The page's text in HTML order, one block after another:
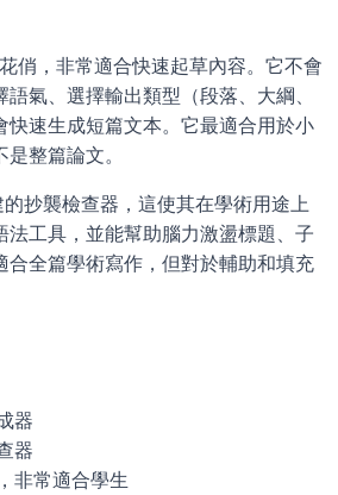
俏，非常適合快速起草內容。它不會
氣、選擇輸出類型（段落、大綱、
快速生成短篇文本。它最適合用於小
整篇論文。
抄襲檢查器，這使其在學術用途上
法工具，並能幫助腦力激盪標題、子
合全篇學術寫作，但對於輔助和填充
器
器
非常適合學生